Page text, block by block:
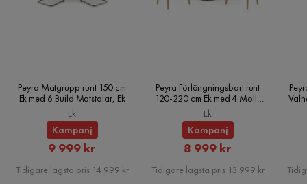
Peyra Matgrupp runt 150 cm
Ek med 6 Build Matstolar, Ek
Ek
Kampanj
Rabatterat
Pris
9 999 kr
Tidigare lägsta pris 14 999 kr
Peyra Förlängningsbart runt
120-220 cm Ek med 4 Molly
Matstolar, Ek
Ek
Kampanj
Rabatterat
Pris
8 999 kr
Tidigare lägsta pris 13 999 kr